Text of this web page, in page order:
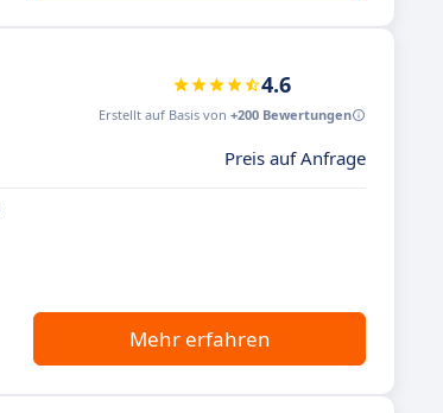
4.6
Erstellt auf Basis von +200 Bewertungen
Preis auf Anfrage
Mehr erfahren